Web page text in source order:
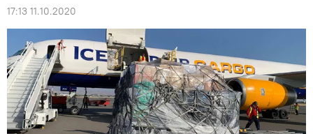
17:13 11.10.2020